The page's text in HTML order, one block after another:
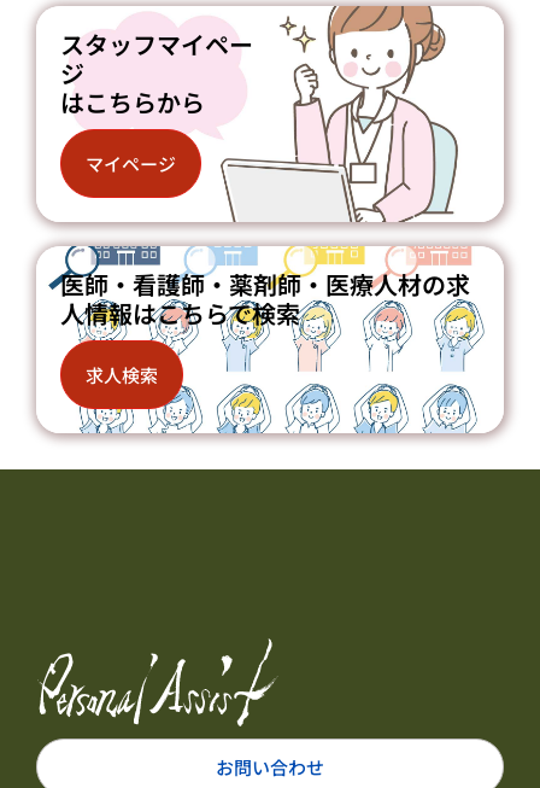
スタッフマイペー
ジ
はこちらから
マイページ
医師・看護師・薬剤師・医療人材の求
人情報はこちらで検索
求人検索
お問い合わせ